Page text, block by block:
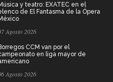
y teatro: EXATEC en el
de El Fantasma de la Ópera
Agosto 2026
CCM van por el
en liga mayor de
Agosto 2026